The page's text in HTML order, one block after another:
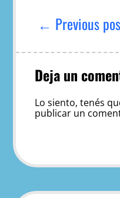
entradas
← Previous
Deja un
Lo siento, tenés
publicar un